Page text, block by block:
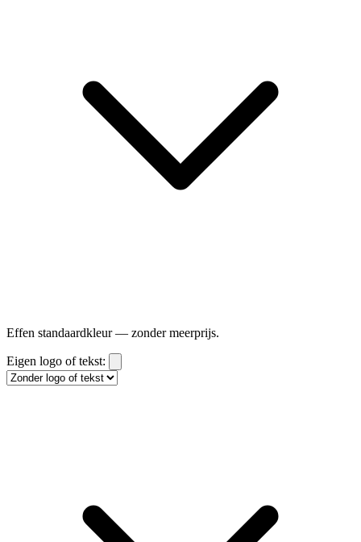
Effen standaardkleur — zonder meerprijs.
Eigen logo of tekst: